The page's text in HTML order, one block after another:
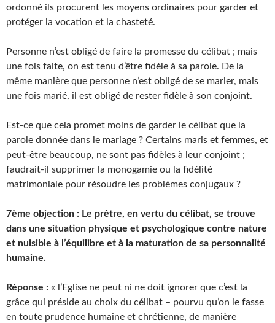
ordonné ils procurent les moyens ordinaires pour garder et
protéger la vocation et la chasteté.
Personne n’est obligé de faire la promesse du célibat ; mais
une fois faite, on est tenu d’être fidèle à sa parole. De la
même manière que personne n’est obligé de se marier, mais
une fois marié, il est obligé de rester fidèle à son conjoint.
Est-ce que cela promet moins de garder le célibat que la
parole donnée dans le mariage ? Certains maris et femmes, et
peut-être beaucoup, ne sont pas fidèles à leur conjoint ;
faudrait-il supprimer la monogamie ou la fidélité
matrimoniale pour résoudre les problèmes conjugaux ?
7ème objection : Le prêtre, en vertu du célibat, se trouve
dans une situation physique et psychologique contre nature
et nuisible à l’équilibre et à la maturation de sa personnalité
humaine.
Réponse : « l’Eglise ne peut ni ne doit ignorer que c’est la
grâce qui préside au choix du célibat – pourvu qu’on le fasse
en toute prudence humaine et chrétienne, de manière